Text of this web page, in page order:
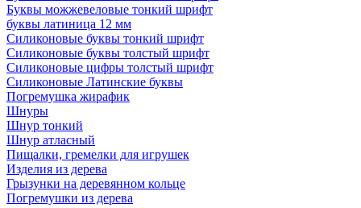
Буквы можжевеловые тонкий шрифт
буквы латиница 12 мм
Силиконовые буквы тонкий шрифт
Силиконовые буквы толстый шрифт
Силиконовые цифры толстый шрифт
Силиконовые Латинские буквы
Погремушка жирафик
Шнуры
Шнур тонкий
Шнур атласный
Пищалки, гремелки для игрушек
Изделия из дерева
Грызунки на деревянном кольце
Погремушки из дерева